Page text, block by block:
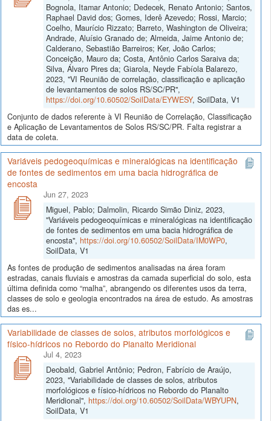
Bognola, Itamar Antonio; Dedecek, Renato Antonio; Santos,
Raphael David dos; Gomes, Iderê Azevedo; Rossi, Marcio;
Coelho, Maurício Rizzato; Barreto, Washington de Oliveira;
Andrade, Aluísio Granado de; Almeida, Jaime Antonio de;
Calderano, Sebastião Barreiros; Ker, João Carlos;
Conceição, Mauro da; Costa, Antônio Carlos Saraiva da;
Silva, Álvaro Pires da; Giarola, Neyde Fabíola Balarezo,
2023, "VI Reunião de correlação, classificação e aplicação
de levantamentos de solos RS/SC/PR",
https://doi.org/10.60502/SoilData/EYWESY, SoilData, V1
Conjunto de dados referente à VI Reunião de Correlação, Classificação
e Aplicação de Levantamentos de Solos RS/SC/PR. Falta registrar a
data de coleta.
Variáveis pedogeoquímicas e mineralógicas na identificação
de fontes de sedimentos em uma bacia hidrográfica de
encosta
Jun 27, 2023
Miguel, Pablo; Dalmolin, Ricardo Simão Diniz, 2023,
"Variáveis pedogeoquímicas e mineralógicas na identificação
de fontes de sedimentos em uma bacia hidrográfica de
encosta", https://doi.org/10.60502/SoilData/IM0WP0,
SoilData, V1
As fontes de produção de sedimentos analisadas na área foram
estradas, canais fluviais e amostras da camada superficial do solo, esta
última definida como “malha”, abrangendo os diferentes usos da terra,
classes de solo e geologia encontrados na área de estudo. As amostras
das es...
Variabilidade de classes de solos, atributos morfológicos e
físico-hídricos no Rebordo do Planalto Meridional
Jul 4, 2023
Deobald, Gabriel Antônio; Pedron, Fabrício de Araújo,
2023, "Variabilidade de classes de solos, atributos
morfológicos e físico-hídricos no Rebordo do Planalto
Meridional", https://doi.org/10.60502/SoilData/WBYUPN,
SoilData, V1